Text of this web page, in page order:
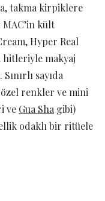
takma kirpiklere
kült
Hyper Real
hitleriyle makyaj
sayıda
renkler ve mini
ve Gua Sha gibi)
odaklı bir ritüele